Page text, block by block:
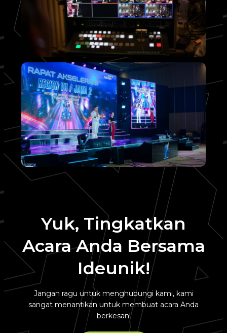
Yuk, Tingkatkan
Acara Anda Bersama
Ideunik!
Jangan ragu untuk menghubungi kami, kami
sangat menantikan untuk membuat acara Anda
berkesan!